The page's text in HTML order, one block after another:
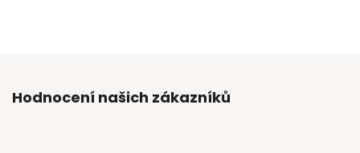
Hodnocení našich zákazníků